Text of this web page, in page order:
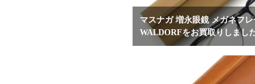
マスナガ 増永眼鏡 メガネフレ
WALDORFをお買取りしました